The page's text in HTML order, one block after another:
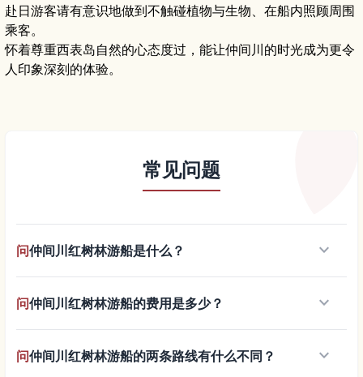
赴日游客请有意识地做到不触碰植物与生物、在船内照顾周围
乘客。
怀着尊重西表岛自然的心态度过，能让仲间川的时光成为更令
人印象深刻的体验。
常见问题
问仲间川红树林游船是什么？ keyboard_arrow_down
问仲间川红树林游船的费用是多少？ keyboard_arrow_down
问仲间川红树林游船的两条路线有什么不同？ keyboard_arrow_down